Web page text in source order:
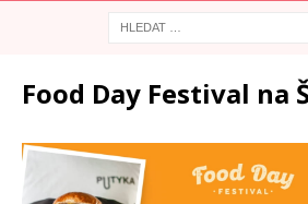
Food Day Festival na